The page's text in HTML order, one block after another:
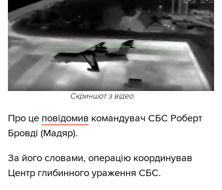
Скриншот з відео
Про це повідомив командувач СБС Роберт
Бровді (Мадяр).
За його словами, операцію координував
Центр глибинного ураження СБС.